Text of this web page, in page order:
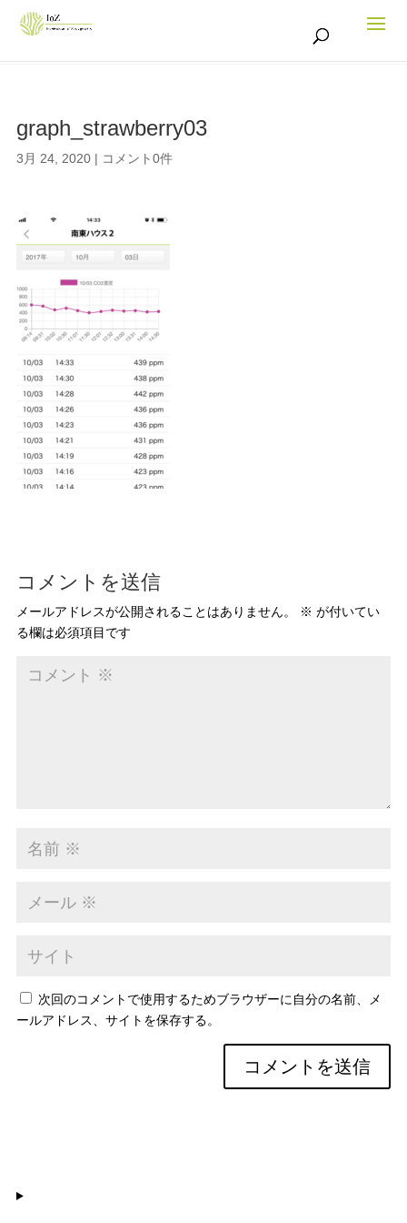
graph_strawberry03
3月 24, 2020| コメント0件
コメントを送信
メールアドレスが公開されることはありません。 ※ が付いてい
る欄は必須項目です
次回のコメントで使用するためブラウザーに自分の名前、メ
ールアドレス、サイトを保存する。